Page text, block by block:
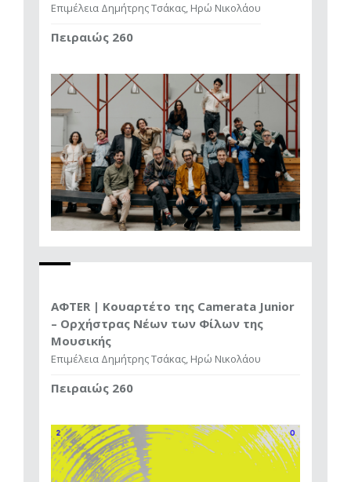
Επιμέλεια Δημήτρης Τσάκας, Ηρώ Νικολάου
Πειραιώς 260
AΦTER | Κουαρτέτο της Camerata Junior
– Ορχήστρας Νέων των Φίλων της
Μουσικής
Επιμέλεια Δημήτρης Τσάκας, Ηρώ Νικολάου
Πειραιώς 260